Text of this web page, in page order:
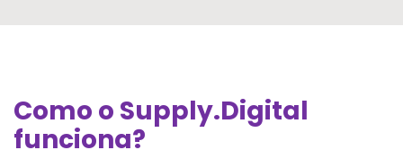
Como o Supply.Digital
funciona?